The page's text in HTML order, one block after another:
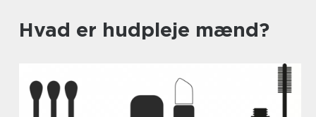
Hvad er hudpleje mænd?